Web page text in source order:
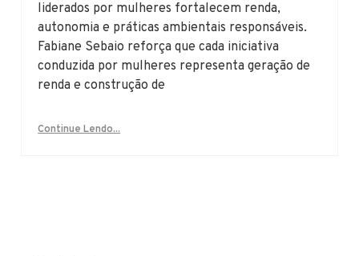
liderados por mulheres fortalecem renda,
autonomia e práticas ambientais responsáveis.
Fabiane Sebaio reforça que cada iniciativa
conduzida por mulheres representa geração de
renda e construção de
Continue Lendo...